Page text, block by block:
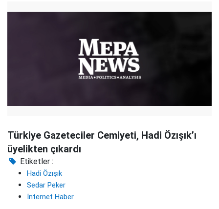
Türkiye Gazeteciler Cemiyeti, Hadi Özışık’ı
üyelikten çıkardı
Etiketler :
Hadi Özışık
Sedar Peker
İnternet Haber